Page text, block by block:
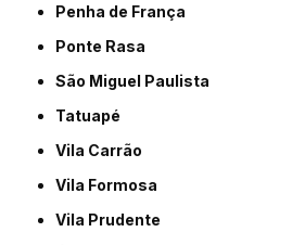
Penha de França
Ponte Rasa
São Miguel Paulista
Tatuapé
Vila Carrão
Vila Formosa
Vila Prudente